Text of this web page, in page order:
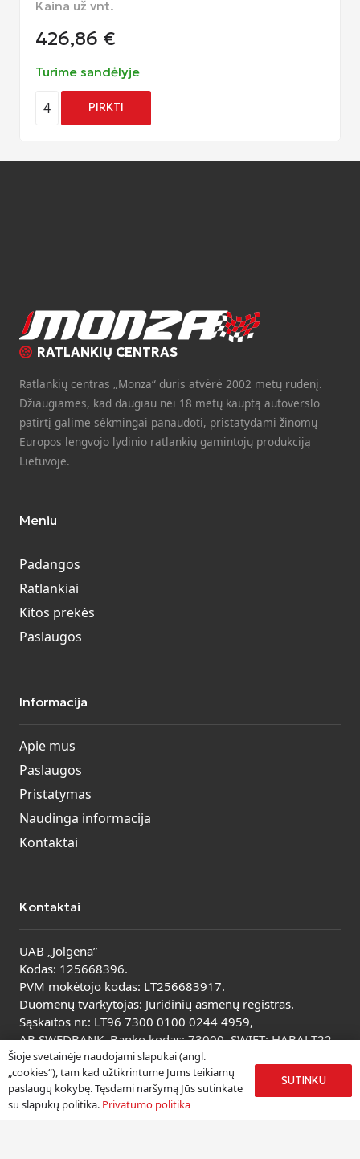
Kaina už vnt.
426,86 €
Turime sandėlyje
4 PIRKTI
RATLANKIŲ CENTRAS
Ratlankių centras „Monza“ duris atvėrė 2002 metų rudenį.
Džiaugiamės, kad daugiau nei 18 metų kauptą autoverslo
patirtį galime sėkmingai panaudoti, pristatydami žinomų
Europos lengvojo lydinio ratlankių gamintojų produkciją
Lietuvoje.
Meniu
Padangos
Ratlankiai
Kitos prekės
Paslaugos
Informacija
Apie mus
Paslaugos
Pristatymas
Naudinga informacija
Kontaktai
Kontaktai
UAB „Jolgena”
Kodas: 125668396.
PVM mokėtojo kodas: LT256683917.
Duomenų tvarkytojas: Juridinių asmenų registras.
Sąskaitos nr.: LT96 7300 0100 0244 4959,
AB SWEDBANK. Banko kodas: 73000, SWIFT: HABALT22.
Peržiūrėti visus kontaktus
Šioje svetainėje naudojami slapukai (angl.
„cookies“), tam kad užtikrintume Jums teikiamų
paslaugų kokybę. Tęsdami naršymą Jūs sutinkate
su slapukų politika. Privatumo politika
SUTINKU